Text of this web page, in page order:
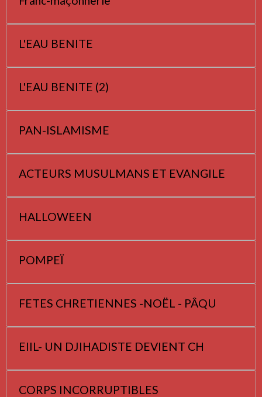
L'EAU BENITE
L'EAU BENITE (2)
PAN-ISLAMISME
ACTEURS MUSULMANS ET EVANGILE
HALLOWEEN
POMPEÏ
FETES CHRETIENNES -NOËL - PÂQU
EIIL- UN DJIHADISTE DEVIENT CH
CORPS INCORRUPTIBLES